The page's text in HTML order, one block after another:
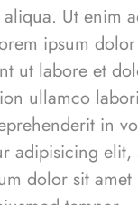
Ut enim
ipsum
ut labore et
ullamco
in
adipisicing elit,
dolor sit amet